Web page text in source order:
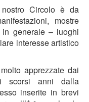
Circolo è da
mostre
generale – luoghi
interesse artistico
apprezzate dai
scorsi anni dalla
inserite in brevi